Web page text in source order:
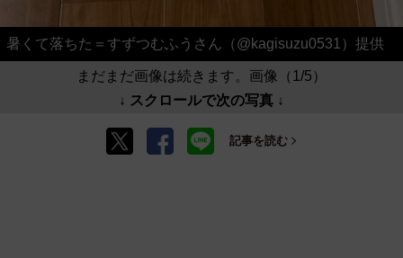
暑くて落ちた＝すずつむふうさん（@kagisuzu0531）提供
まだまだ画像は続きます。画像（1/5）
↓ スクロールで次の写真 ↓
記事を読む